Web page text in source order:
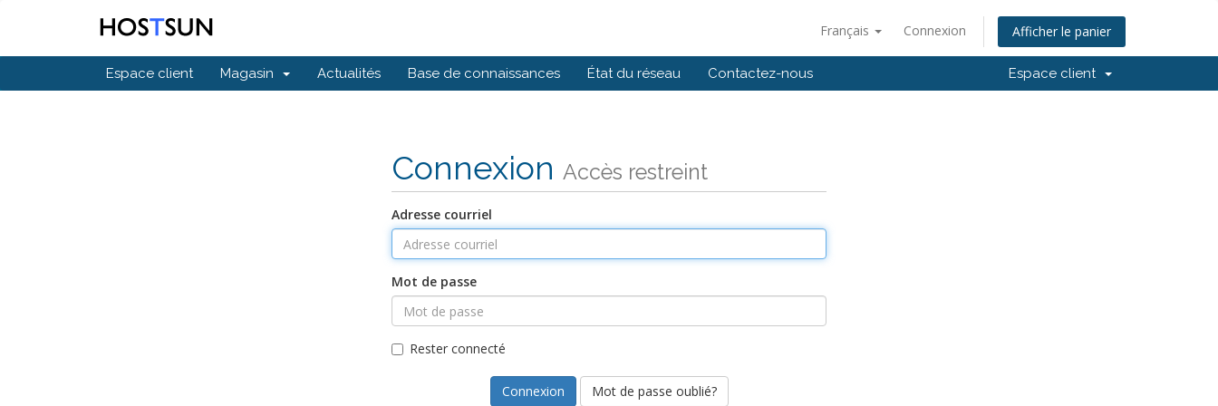
Français Connexion Afficher le panier
Espace client Magasin Actualités Base de connaissances État du réseau Contactez-nous Espace client
Connexion Accès restreint
Adresse courriel
Mot de passe
Rester connecté
Mot de passe oublié?